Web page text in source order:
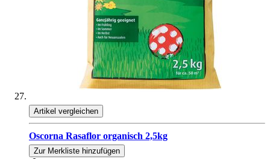
Artikel vergleichen
Oscorna Rasaflor organisch 2,5kg
Zur Merkliste hinzufügen